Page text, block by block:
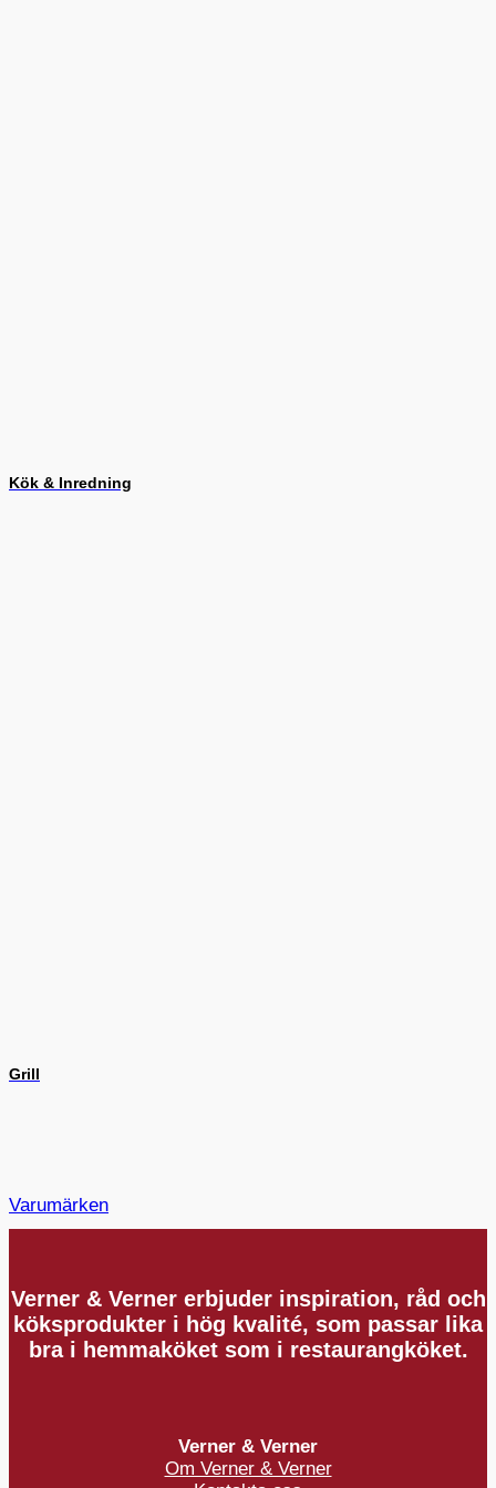
Kök & Inredning
Grill
Varumärken
Verner & Verner erbjuder inspiration, råd och
köksprodukter i hög kvalité, som passar lika
bra i hemmaköket som i restaurangköket.
Verner & Verner
Om Verner & Verner